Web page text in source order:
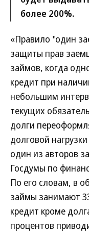
более 200%.
«Правило "один
защиты прав
займов, когда
кредит при
небольшим
текущих
долги
долговой
один из авторов
Госдумы по
По его словам, в
займы занимают
кредит кроме
процентов